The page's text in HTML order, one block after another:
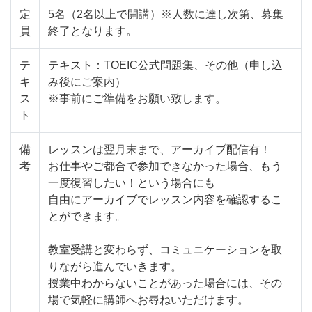
定
員
5名（2名以上で開講）※人数に達し次第、募集
終了となります。
テ
キ
ス
ト
テキスト：TOEIC公式問題集、その他（申し込
み後にご案内）
※事前にご準備をお願い致します。
備
考
レッスンは翌月末まで、アーカイブ配信有！
お仕事やご都合で参加できなかった場合、もう
一度復習したい！という場合にも
自由にアーカイブでレッスン内容を確認するこ
とができます。
教室受講と変わらず、コミュニケーションを取
りながら進んでいきます。
授業中わからないことがあった場合には、その
場で気軽に講師へお尋ねいただけます。